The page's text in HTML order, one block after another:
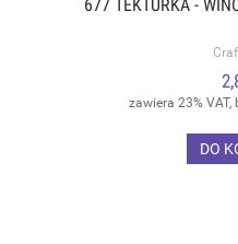
677 TEKTURKA -
zawiera 23%
DO